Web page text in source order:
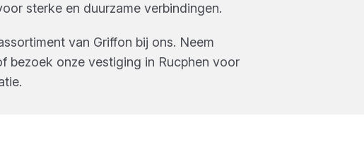
sterke en duurzame verbindingen.
van Griffon bij ons. Neem
bezoek onze vestiging in Rucphen voor